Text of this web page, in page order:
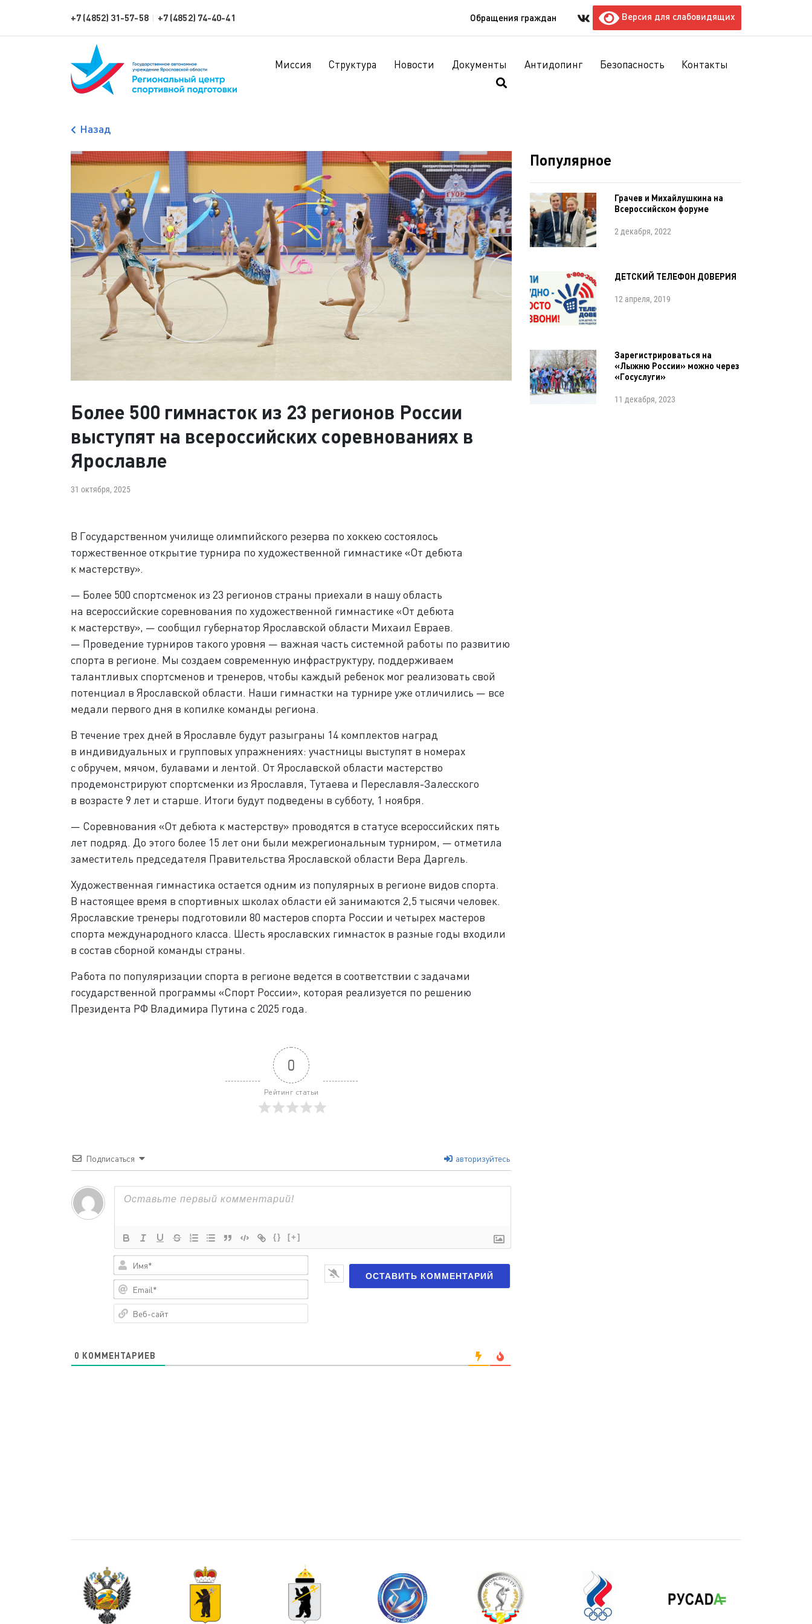
+7 (4852) 31-57-58 | +7 (4852) 74-40-41 Обращения граждан Версия для слабовидящих
Миссия Структура Новости Документы Антидопинг Безопасность Контакты
Назад
Более 500 гимнасток из 23 регионов России
выступят на всероссийских соревнованиях в
Ярославле
31 октября, 2025
В Государственном училище олимпийского резерва по хоккею состоялось
торжественное открытие турнира по художественной гимнастике «От дебюта
к мастерству».
— Более 500 спортсменок из 23 регионов страны приехали в нашу область
на всероссийские соревнования по художественной гимнастике «От дебюта
к мастерству», — сообщил губернатор Ярославской области Михаил Евраев.
— Проведение турниров такого уровня — важная часть системной работы по развитию
спорта в регионе. Мы создаем современную инфраструктуру, поддерживаем
талантливых спортсменов и тренеров, чтобы каждый ребенок мог реализовать свой
потенциал в Ярославской области. Наши гимнастки на турнире уже отличились — все
медали первого дня в копилке команды региона.​
В течение трех дней в Ярославле будут разыграны 14 комплектов наград
в индивидуальных и групповых упражнениях: участницы выступят в номерах
с обручем, мячом, булавами и лентой. От Ярославской области мастерство
продемонстрируют спортсменки из Ярославля, Тутаева и Переславля-Залесского
в возрасте 9 лет и старше. Итоги будут подведены в субботу, 1 ноября.
— Соревнования «От дебюта к мастерству» проводятся в статусе всероссийских пять
лет подряд. До этого более 15 лет они были межрегиональным турниром, — отметила
заместитель председателя Правительства Ярославской области Вера Даргель.
Художественная гимнастика остается одним из популярных в регионе видов спорта.
В настоящее время в спортивных школах области ей занимаются 2,5 тысячи человек.
Ярославские тренеры подготовили 80 мастеров спорта России и четырех мастеров
спорта международного класса. Шесть ярославских гимнасток в разные годы входили
в состав сборной команды страны.
Работа по популяризации спорта в регионе ведется в соответствии с задачами
государственной программы «Спорт России», которая реализуется по решению
Президента РФ Владимира Путина с 2025 года.
0
Рейтинг статьи
Подписаться авторизуйтесь
{} [+]
Имя*
Email*
сайт
0 КОММЕНТАРИЕВ
Популярное
Грачев и Михайлушкина на
Всероссийском форуме
2 декабря, 2022
ДЕТСКИЙ ТЕЛЕФОН ДОВЕРИЯ
12 апреля, 2019
Зарегистрироваться на
«Лыжню России» можно через
«Госуслуги»
11 декабря, 2023